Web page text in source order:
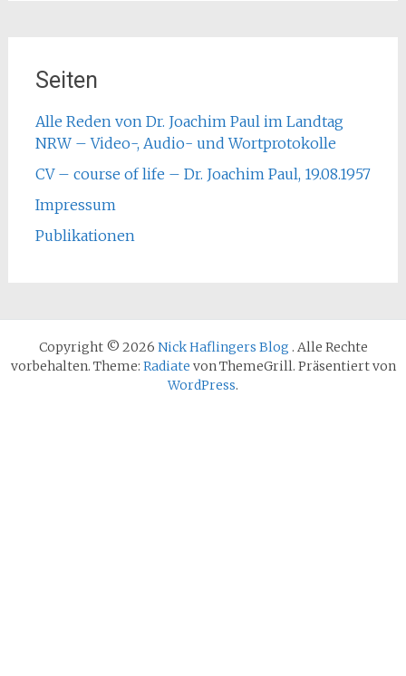
Seiten
Alle Reden von Dr. Joachim Paul im Landtag
NRW – Video-, Audio- und Wortprotokolle
CV – course of life – Dr. Joachim Paul, 19.08.1957
Impressum
Publikationen
Copyright © 2026 Nick Haflingers Blog . Alle Rechte
vorbehalten. Theme: Radiate von ThemeGrill. Präsentiert von
WordPress.